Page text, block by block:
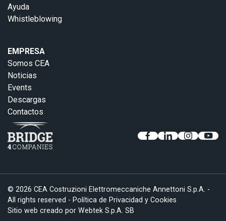
Ayuda
Whistleblowing
EMPRESA
Somos CEA
Noticias
Events
Descargas
Contactos
© 2026 CEA Costruzioni Elettromeccaniche Annettoni S.p.A. -
All rights reserved - Política de Privacidad y Cookies
Sitio web creado por Webtek S.p.A. SB